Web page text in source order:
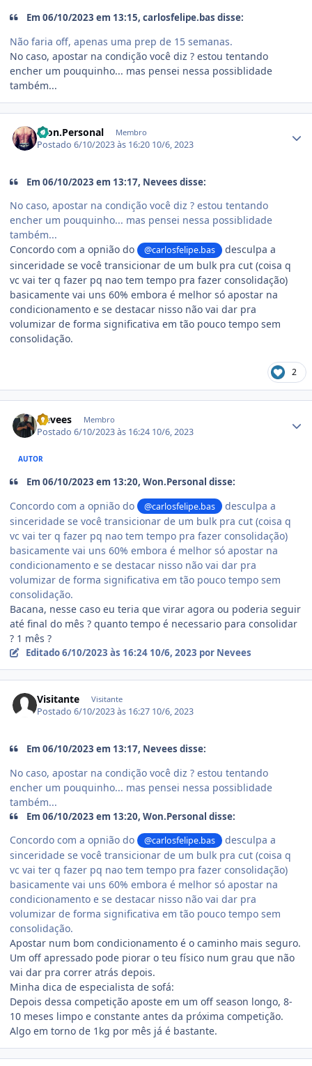
Em 06/10/2023 em 13:15, carlosfelipe.bas disse:
Não faria off, apenas uma prep de 15 semanas.
No caso, apostar na condição você diz ? estou tentando
encher um pouquinho... mas pensei nessa possiblidade
também...
Won.Personal Membro
Postado6/10/2023 às 16:20 10/6, 2023
Em 06/10/2023 em 13:17, Nevees disse:
No caso, apostar na condição você diz ? estou tentando
encher um pouquinho... mas pensei nessa possiblidade
também...
Concordo com a opnião do
@carlosfelipe.bas
desculpa a
sinceridade se você transicionar de um bulk pra cut (coisa q
vc vai ter q fazer pq nao tem tempo pra fazer consolidação)
basicamente vai uns 60% embora é melhor só apostar na
condicionamento e se destacar nisso não vai dar pra
volumizar de forma significativa em tão pouco tempo sem
consolidação.
2
Nevees Membro
Postado6/10/2023 às 16:24 10/6, 2023
AUTOR
Em 06/10/2023 em 13:20, Won.Personal disse:
Concordo com a opnião do @carlosfelipe.bas
desculpa a
sinceridade se você transicionar de um bulk pra cut (coisa q
vc vai ter q fazer pq nao tem tempo pra fazer consolidação)
basicamente vai uns 60% embora é melhor só apostar na
condicionamento e se destacar nisso não vai dar pra
volumizar de forma significativa em tão pouco tempo sem
consolidação.
Bacana, nesse caso eu teria que virar agora ou poderia seguir
até final do mês ? quanto tempo é necessario para consolidar
? 1 mês ?
Editado6/10/2023 às 16:24 10/6, 2023 por Nevees
Visitante Visitante
Postado6/10/2023 às 16:27 10/6, 2023
Em 06/10/2023 em 13:17, Nevees disse:
No caso, apostar na condição você diz ? estou tentando
encher um pouquinho... mas pensei nessa possiblidade
também...
Em 06/10/2023 em 13:20, Won.Personal disse:
Concordo com a opnião do @carlosfelipe.bas
desculpa a
sinceridade se você transicionar de um bulk pra cut (coisa q
vc vai ter q fazer pq nao tem tempo pra fazer consolidação)
basicamente vai uns 60% embora é melhor só apostar na
condicionamento e se destacar nisso não vai dar pra
volumizar de forma significativa em tão pouco tempo sem
consolidação.
Apostar num bom condicionamento é o caminho mais seguro.
Um off apressado pode piorar o teu físico num grau que não
vai dar pra correr atrás depois.
Minha dica de especialista de sofá:
Depois dessa competição aposte em um off season longo, 8-
10 meses limpo e constante antes da próxima competição.
Algo em torno de 1kg por mês já é bastante.